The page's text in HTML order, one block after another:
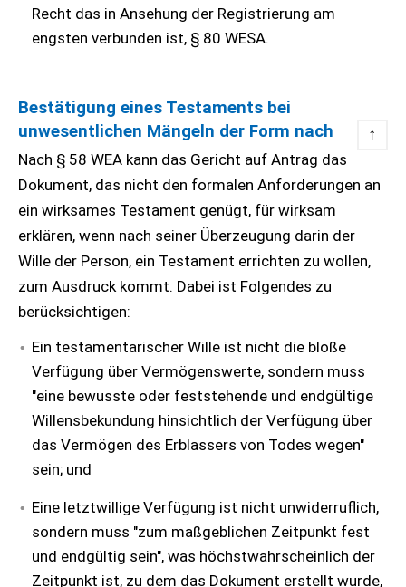
Recht das in Ansehung der Registrierung am
engsten verbunden ist, § 80 WESA.
Bestätigung eines Testaments bei
unwesentlichen Mängeln der Form nach
↑
Nach § 58 WEA kann das Gericht auf Antrag das
Dokument, das nicht den formalen Anforderungen an
ein wirksames Testament genügt, für wirksam
erklären, wenn nach seiner Überzeugung darin der
Wille der Person, ein Testament errichten zu wollen,
zum Ausdruck kommt. Dabei ist Folgendes zu
berücksichtigen:
Ein testamentarischer Wille ist nicht die bloße
Verfügung über Vermögenswerte, sondern muss
"eine bewusste oder feststehende und endgültige
Willensbekundung hinsichtlich der Verfügung über
das Vermögen des Erblassers von Todes wegen"
sein; und
Eine letztwillige Verfügung ist nicht unwiderruflich,
sondern muss "zum maßgeblichen Zeitpunkt fest
und endgültig sein", was höchstwahrscheinlich der
Zeitpunkt ist, zu dem das Dokument erstellt wurde,